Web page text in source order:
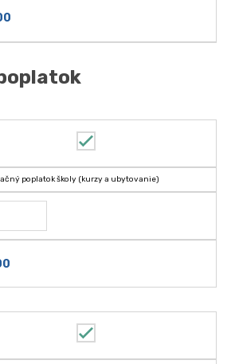
poplatok školy (kurzy a ubytovanie)